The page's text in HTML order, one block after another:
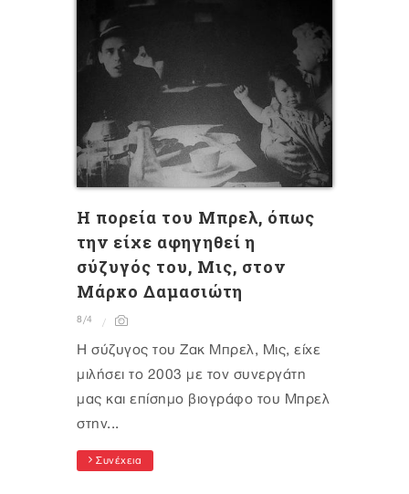
Η πορεία του Μπρελ, όπως
την είχε αφηγηθεί η
σύζυγός του, Μις, στον
Μάρκο Δαμασιώτη
8/4
Η σύζυγος του Ζακ Μπρελ, Μις, είχε
μιλήσει το 2003 με τον συνεργάτη
μας και επίσημο βιογράφο του Μπρελ
στην...
Συνέχεια